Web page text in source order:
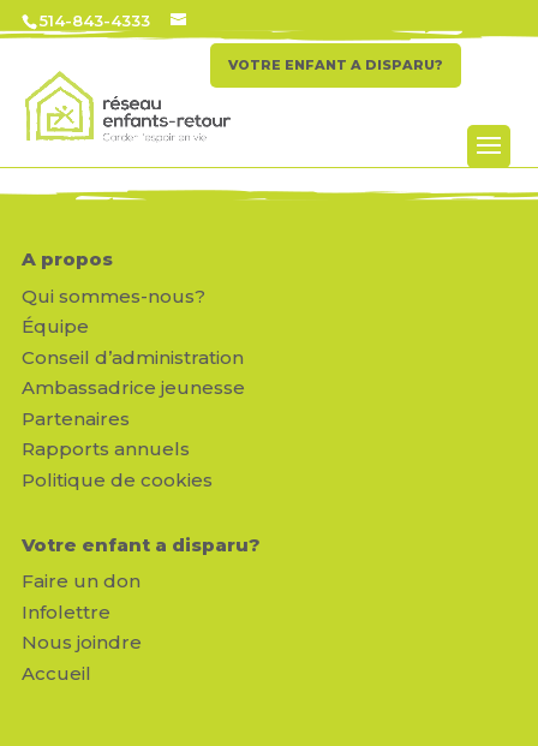
514-843-4333
VOTRE ENFANT A DISPARU?
A propos
Qui sommes-nous?
Équipe
Conseil d’administration
Ambassadrice jeunesse
Partenaires
Rapports annuels
Politique de cookies
Votre enfant a disparu?
Faire un don
Infolettre
Nous joindre
Accueil